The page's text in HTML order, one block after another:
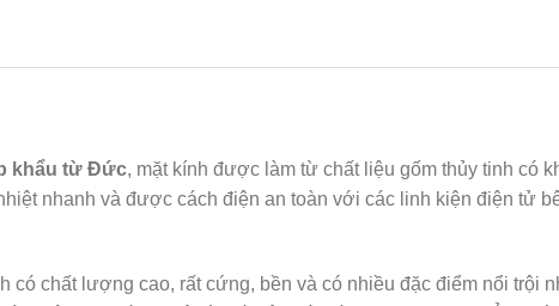
khẩu từ Đức, mặt kính được làm từ chất liệu gốm thủy tinh có
nhanh và được cách điện an toàn với các linh kiện điện tử
chất lượng cao, rất cứng, bền và có nhiều đặc điểm nổi trội